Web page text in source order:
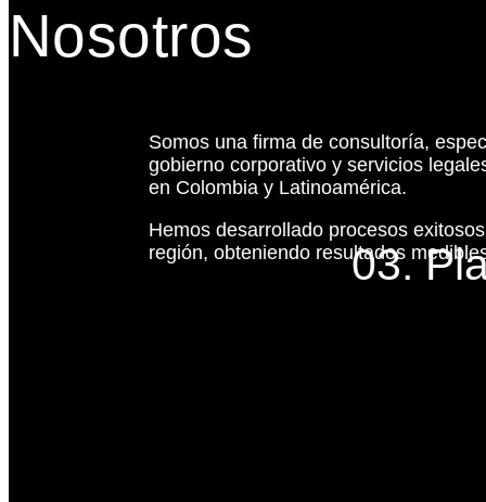
03.
Nosotros
Somos una firma de consultoría,
gobierno corporativo y servicios
en Colombia y Latinoamérica.
Hemos desarrollado procesos
región, obteniendo resultados